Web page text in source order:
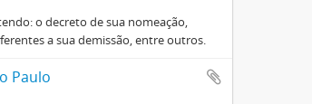
o decreto de sua nomeação,
a sua demissão, entre outros.
Paulo